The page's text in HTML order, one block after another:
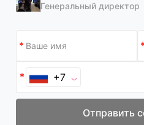
Генеральный директор
+7
Отправить